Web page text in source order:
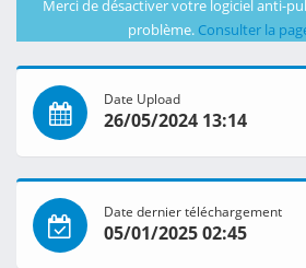
Merci de désactiver votre logiciel anti-
problème. Consulter la
Date Upload
26/05/2024 13:14
Date dernier téléchargement
05/01/2025 02:45